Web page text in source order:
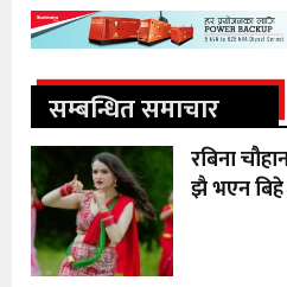
सम्बन्धित समाचार
रबिना
झै भएन बिहे